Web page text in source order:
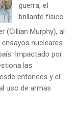
guerra, el
brillante físico
(Cillian Murphy), al
nucleares
Impactado por
las
entonces y el
uso de armas